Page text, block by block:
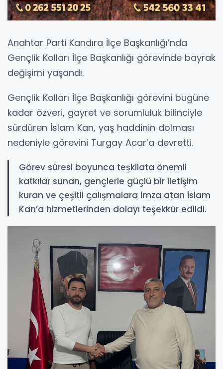
Anahtar Parti Kandıra İlçe Başkanlığı’nda
Gençlik Kolları İlçe Başkanlığı görevinde bayrak
değişimi yaşandı.
Gençlik Kolları İlçe Başkanlığı görevini bugüne
kadar özveri, gayret ve sorumluluk bilinciyle
sürdüren İslam Kan, yaş haddinin dolması
nedeniyle görevini Turgay Acar’a devretti.
Görev süresi boyunca teşkilata önemli
katkılar sunan, gençlerle güçlü bir iletişim
kuran ve çeşitli çalışmalara imza atan İslam
Kan’a hizmetlerinden dolayı teşekkür edildi.